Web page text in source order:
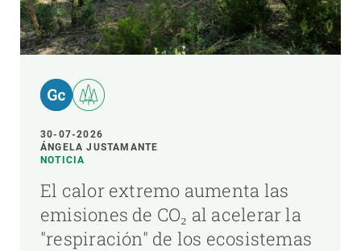
30-07-2026
ÁNGELA JUSTAMANTE
NOTICIA
El calor extremo aumenta las
emisiones de CO₂ al acelerar la
"respiración" de los ecosistemas